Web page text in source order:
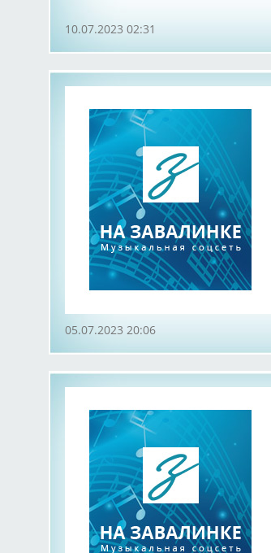
10.07.2023 02:31
05.07.2023 20:06